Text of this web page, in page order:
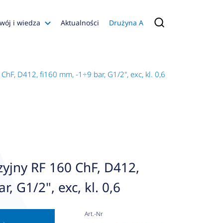
i wiedza
Konfiguratory
Aktualności Drużyna A
D412, fi160 mm, -1÷9 bar, G1/2", exc, kl. 0,6
RF 160 ChF, D412,
G1/2", exc, kl. 0,6
Art.-Nr